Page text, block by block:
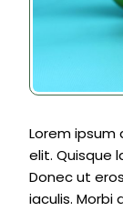
Lorem
elit. Quisque
Donec ut
iaculis. Morbi